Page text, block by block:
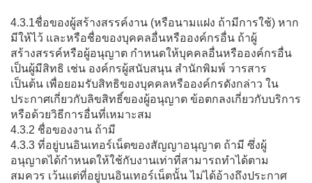
4.3.1ชื่อของผู้สร้างสรรค์งาน (หรือนามแฝง ถ้ามีการใช้) หาก
มีให้ไว้ และหรือชื่อของบุคคลอื่นหรือองค์กรอื่น ถ้าผู้
สร้างสรรค์หรือผู้อนุญาต กำหนดให้บุคคลอื่นหรือองค์กรอื่น
เป็นผู้มีสิทธิ เช่น องค์กรผู้สนับสนุน สำนักพิมพ์ วารสาร
เป็นต้น เพื่อยอมรับสิทธิของบุคคลหรือองค์กรดังกล่าว ใน
ประกาศเกี่ยวกับลิขสิทธิ์ของผู้อนุญาต ข้อตกลงเกี่ยวกับบริการ
หรือด้วยวิธีการอื่นที่เหมาะสม
4.3.2 ชื่อของงาน ถ้ามี
4.3.3 ที่อยู่บนอินเทอร์เน็ตของสัญญาอนุญาต ถ้ามี ซึ่งผู้
อนุญาตได้กำหนดให้ใช้กับงานเท่าที่สามารถทำได้ตาม
สมควร เว้นแต่ที่อยู่บนอินเทอร์เน็ตนั้น ไม่ได้อ้างถึงประกาศ